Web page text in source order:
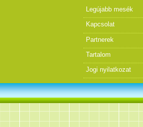
Legújabb mesék
Kapcsolat
Partnerek
Tartalom
Jogi nyilatkozat